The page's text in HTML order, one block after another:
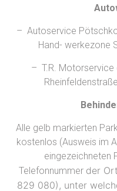
– Autoservice
Hand- werkezone
– T.R. Motorservice
Alle gelb markierten
kostenlos (Ausweis im
eingezeichneten
Telefonnummer der
829 080), unter